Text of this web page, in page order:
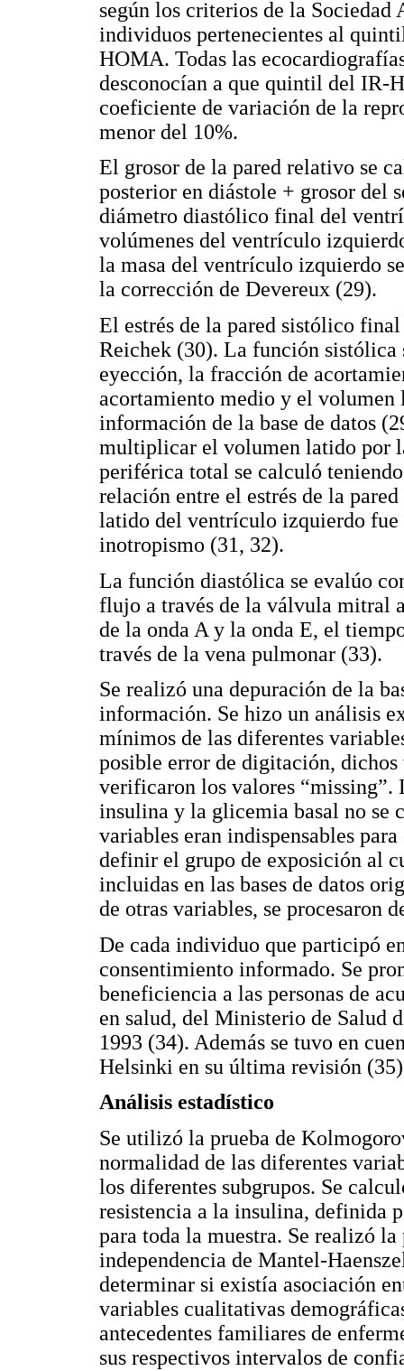
según los criterios de la
individuos pertenecientes al
HOMA. Todas las
desconocían a que quintil del
coeficiente de variación de la
menor del 10%.
El grosor de la pared relativo se
posterior en diástole + grosor del
diámetro diastólico final del
volúmenes del ventrículo
la masa del ventrículo izquierdo
la corrección de Devereux (29).
El estrés de la pared sistólico
Reichek (30). La función sistólica
eyección, la fracción de
acortamiento medio y el volumen
información de la base de datos
multiplicar el volumen latido por
periférica total se calculó
relación entre el estrés de la
latido del ventrículo izquierdo
inotropismo (31, 32).
La función diastólica se evalúo
flujo a través de la válvula mitral
de la onda A y la onda E, el
través de la vena pulmonar (33).
Se realizó una depuración de la
información. Se hizo un análisis
mínimos de las diferentes
posible error de digitación,
verificaron los valores “missing”.
insulina y la glicemia basal no se
variables eran indispensables
definir el grupo de exposición al
incluidas en las bases de datos
de otras variables, se procesaron
De cada individuo que participó
consentimiento informado. Se
beneficiencia a las personas de
en salud, del Ministerio de Salud
1993 (34). Además se tuvo en
Helsinki en su última revisión
Análisis estadístico
Se utilizó la prueba de
normalidad de las diferentes
los diferentes subgrupos. Se
resistencia a la insulina, definida
para toda la muestra. Se realizó
independencia de Mantel-
determinar si existía asociación
variables cualitativas
antecedentes familiares de
sus respectivos intervalos de